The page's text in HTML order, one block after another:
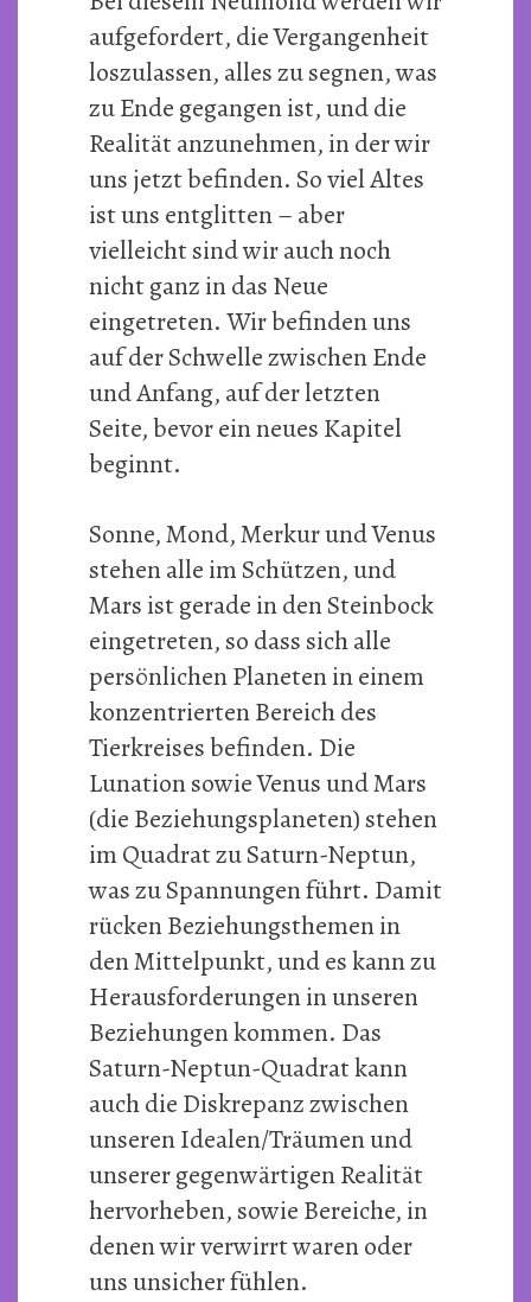
aufgefordert, die Vergangenheit
loszulassen, alles zu segnen, was
zu Ende gegangen ist, und die
Realität anzunehmen, in der wir
uns jetzt befinden. So viel Altes
ist uns entglitten – aber
vielleicht sind wir auch noch
nicht ganz in das Neue
eingetreten. Wir befinden uns
auf der Schwelle zwischen Ende
und Anfang, auf der letzten
Seite, bevor ein neues Kapitel
beginnt.
Sonne, Mond, Merkur und Venus
stehen alle im Schützen, und
Mars ist gerade in den Steinbock
eingetreten, so dass sich alle
persönlichen Planeten in einem
konzentrierten Bereich des
Tierkreises befinden. Die
Lunation sowie Venus und Mars
(die Beziehungsplaneten) stehen
im Quadrat zu Saturn-Neptun,
was zu Spannungen führt. Damit
rücken Beziehungsthemen in
den Mittelpunkt, und es kann zu
Herausforderungen in unseren
Beziehungen kommen. Das
Saturn-Neptun-Quadrat kann
auch die Diskrepanz zwischen
unseren Idealen/Träumen und
unserer gegenwärtigen Realität
hervorheben, sowie Bereiche, in
denen wir verwirrt waren oder
uns unsicher fühlen.